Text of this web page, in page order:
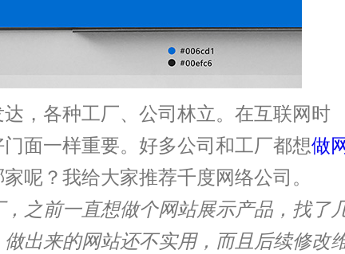
，各种工厂、公司林立。在互联网时
面一样重要。好多公司和工厂都想做
呢？我给大家推荐千度网络公司。
之前一直想做个网站展示产品，找了
出来的网站还不实用，而且后续修改